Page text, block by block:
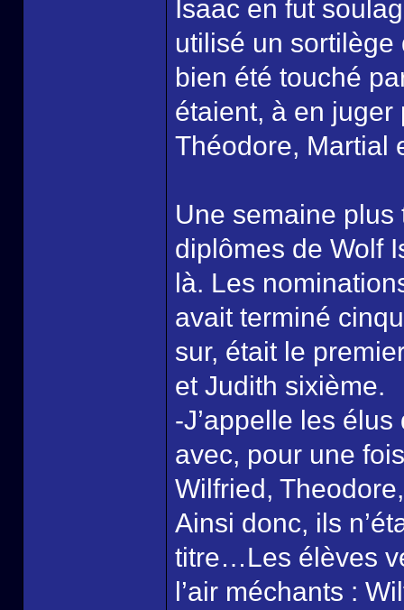
Isaac en fut
utilisé un
bien été touché
étaient, à en juger
Théodore, Martial
Une semaine
diplômes de Wolf
là. Les
avait terminé
sur, était le
et Judith sixième.
-J’appelle les
avec, pour une
Wilfried,
Ainsi donc, ils
titre…Les élèves
l’air méchants :